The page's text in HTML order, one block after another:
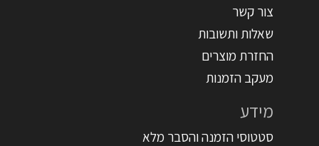
צור קשר
שאלות ותשובות
החזרת מוצרים
מעקב הזמנות
מידע
סטטוסי הזמנה והסבר מלא